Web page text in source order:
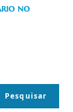
no
Pesquisar